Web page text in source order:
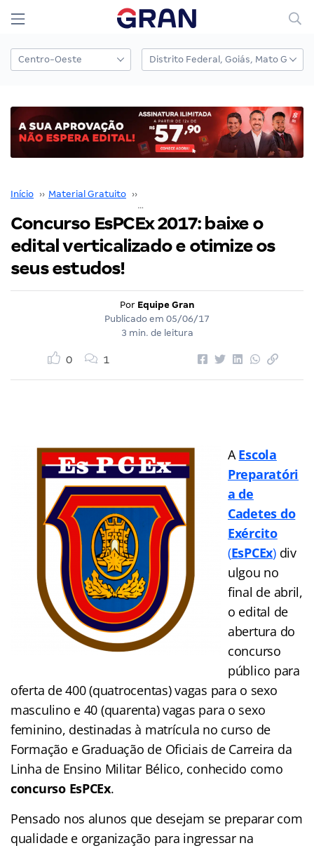
Início ›› Material Gratuito ››
Concurso EsPCEx 2017: baixe o
edital verticalizado e otimize os
seus estudos!
Por Equipe Gran
Publicado em 05/06/17
3 min. de leitura
0 1
AEscola
Preparatóri
a de
Cadetes do
Exército
(EsPCEx)div
ulgou no
final de abril,
o edital de
abertura do
concurso
público para
oferta de 400 (quatrocentas) vagas para o sexo
masculino e 40 (quarenta) vagas para o sexo
feminino, destinadas à matrícula no curso de
Formação e Graduação de Oficiais de Carreira da
Linha de Ensino Militar Bélico, conhecido como
concurso EsPCEx.
Pensado nos alunos que desejam se preparar com
qualidade e organização para ingressar na